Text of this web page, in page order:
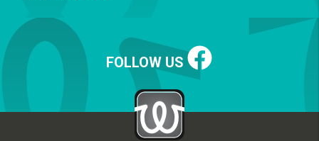
FOLLOW US